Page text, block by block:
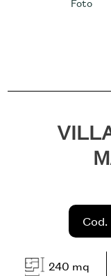
Foto
240 mq
multiscelta
Qualsiasi